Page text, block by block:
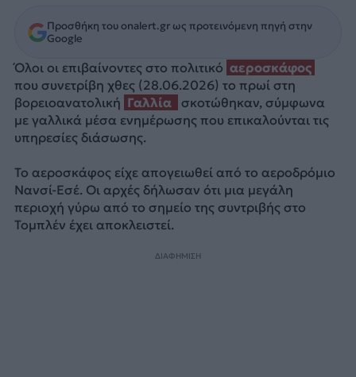
Προσθήκη του onalert.gr ως προτεινόμενη πηγή στην
Google
Όλοι οι επιβαίνοντες στο πολιτικό αεροσκάφος
που συνετρίβη χθες (28.06.2026) το πρωί στη
βορειοανατολική Γαλλία σκοτώθηκαν, σύμφωνα
με γαλλικά μέσα ενημέρωσης που επικαλούνται τις
υπηρεσίες διάσωσης.
Το αεροσκάφος είχε απογειωθεί από το αεροδρόμιο
Νανσί-Εσέ. Οι αρχές δήλωσαν ότι μια μεγάλη
περιοχή γύρω από το σημείο της συντριβής στο
Τομπλέν έχει αποκλειστεί.
ΔΙΑΦΗΜΙΣΗ